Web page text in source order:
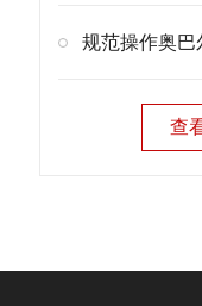
规范操作奥巴
查